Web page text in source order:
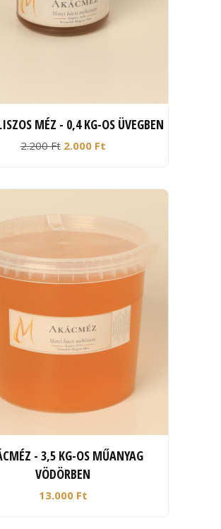
MÉZ - 0,4 KG-OS ÜVEGBEN
2.200 Ft 2.000 Ft
- 3,5 KG-OS MŰANYAG
VÖDÖRBEN
13.000 Ft